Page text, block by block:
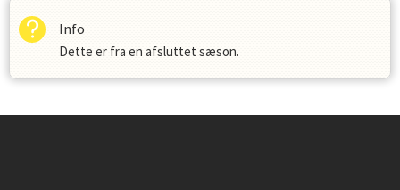
Info
Dette er fra en afsluttet sæson.